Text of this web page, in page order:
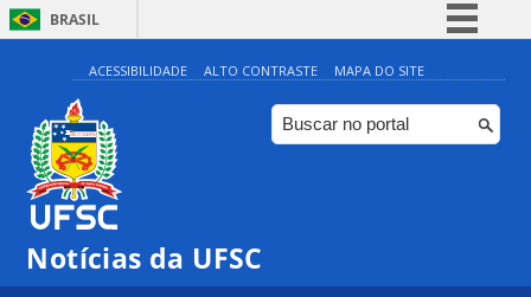
BRASIL
Simplifique!
Comunica BR
Participe
ACESSIBILIDADE ALTO CONTRASTE MAPA DO SITE
Notícias da UFSC